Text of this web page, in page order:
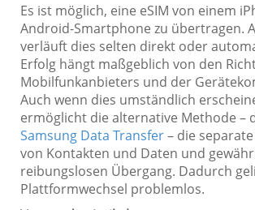
Es ist möglich, eine eSIM von einem
Android-Smartphone zu übertragen.
verläuft dies selten direkt oder
Erfolg hängt maßgeblich von den
Mobilfunkanbieters und der
Auch wenn dies umständlich
ermöglicht die alternative Methode –
Samsung Data Transfer– die
von Kontakten und Daten und
reibungslosen Übergang. Dadurch
Plattformwechsel problemlos.